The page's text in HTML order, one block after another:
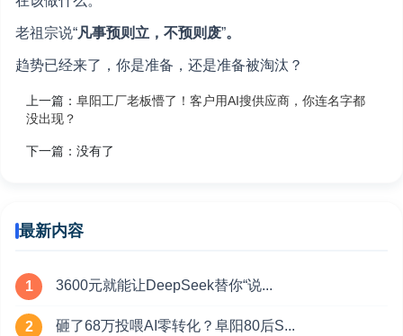
老祖宗说“凡事预则立，不预则废”。
趋势已经来了，你是准备，还是准备被淘汰？
上一篇： 阜阳工厂老板懵了！客户用AI搜供应商，你连名字都
没出现？
下一篇： 没有了
最新内容
1 3600元就能让DeepSeek替你“说...
2 砸了68万投喂AI零转化？阜阳80后S...